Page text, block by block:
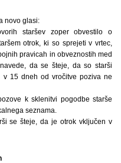
novo glasi:
staršev zoper obvestilo o
otrok, ki so sprejeti v vrtec,
pravicah in obveznostih med
da se šteje, da so starši
15 dneh od vročitve poziva ne
k sklenitvi pogodbe starše
seznama.
se šteje, da je otrok vključen v